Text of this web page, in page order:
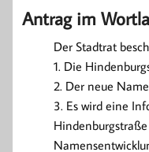
Antrag im
Der Stadtrat
1. Die
2. Der neue
3. Es wird eine